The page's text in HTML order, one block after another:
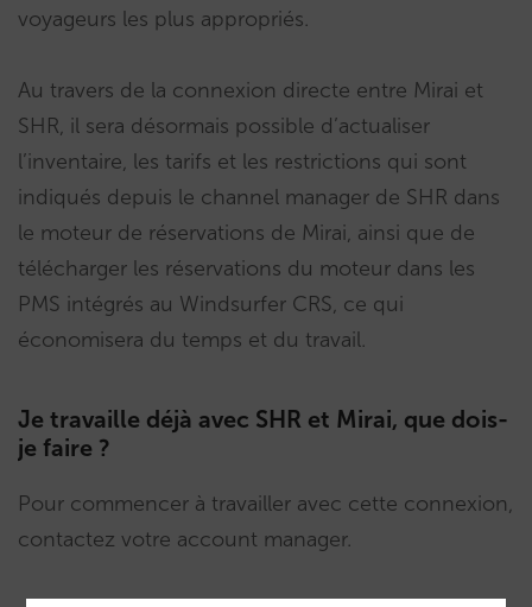
voyageurs les plus appropriés.
Au travers de la connexion directe entre Mirai et
SHR, il sera désormais possible d’actualiser
l’inventaire, les tarifs et les restrictions qui sont
indiqués depuis le channel manager de SHR dans
le moteur de réservations de Mirai, ainsi que de
télécharger les réservations du moteur dans les
PMS intégrés au Windsurfer CRS, ce qui
économisera du temps et du travail.
Je travaille déjà avec SHR et Mirai, que dois-
je faire ?
Pour commencer à travailler avec cette connexion,
contactez votre account manager.